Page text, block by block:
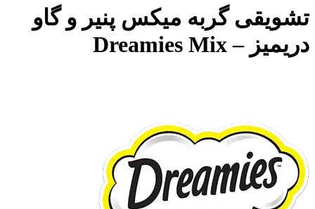
تشویقی گربه میکس پنیر و گاو
دریمیز – Dreamies Mix